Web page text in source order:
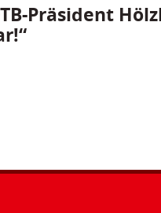
Präsident